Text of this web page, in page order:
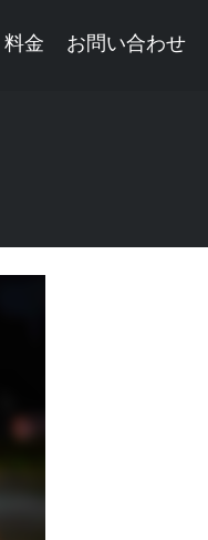
料金 お問い合わせ